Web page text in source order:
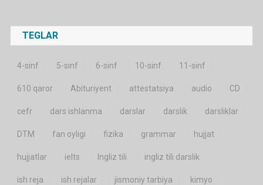
TEGLAR
4-sinf 5-sinf 6-sinf 10-sinf 11-sinf
610 qaror Abituriyent attestatsiya audio CD
cefr dars ishlanma darslar darslik darsliklar
DTM fan oyligi fizika grammar hujjat
hujjatlar ielts Ingliz tili ingliz tili darslik
ish reja ish rejalar jismoniy tarbiya kimyo